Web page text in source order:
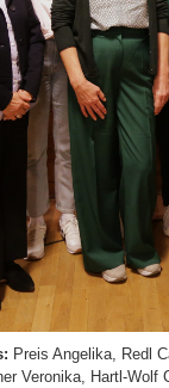
Preis Angelika, Redl
Veronika, Hartl-Wolf